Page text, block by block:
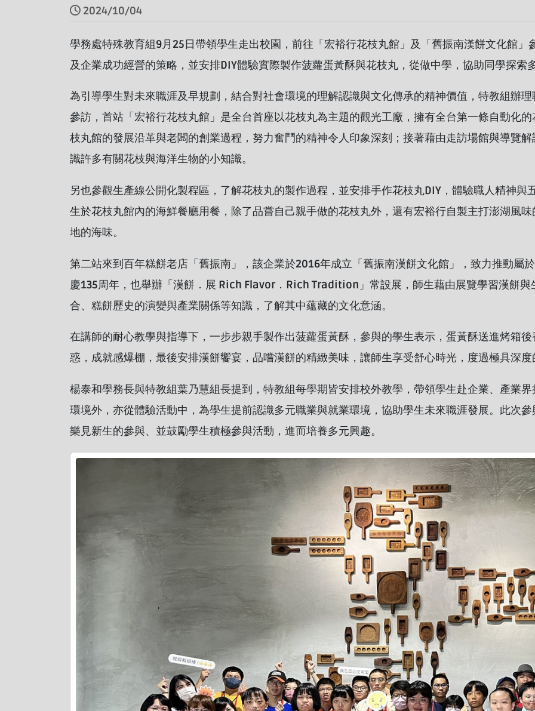
2024/10/04
學務處特殊教育組9月25日帶領學生走出校園，前往「宏裕行花枝丸館」及「舊振南漢餅文化館
及企業成功經營的策略，並安排DIY體驗實際製作菠蘿蛋黃酥與花枝丸，從做中學，協助同學探索
為引導學生對未來職涯及早規劃，結合對社會環境的理解認識與文化傳承的精神價值，特教組辦
參訪，首站「宏裕行花枝丸館」是全台首座以花枝丸為主題的觀光工廠，擁有全台第一條自動化
枝丸館的發展沿革與老闆的創業過程，努力奮鬥的精神令人印象深刻；接著藉由走訪場館與導覽
識許多有關花枝與海洋生物的小知識。
另也參觀生產線公開化製程區，了解花枝丸的製作過程，並安排手作花枝丸DIY，體驗職人精神與
生於花枝丸館內的海鮮餐廳用餐，除了品嘗自己親手做的花枝丸外，還有宏裕行自製主打澎湖風
地的海味。
第二站來到百年糕餅老店「舊振南」，該企業於2016年成立「舊振南漢餅文化館」，致力推動屬
慶135周年，也舉辦「漢餅．展 Rich Flavor．Rich Tradition」常設展，師生藉由展覽學習漢餅
合、糕餅歷史的演變與產業關係等知識，了解其中蘊藏的文化意涵。
在講師的耐心教學與指導下，一步步親手製作出菠蘿蛋黃酥，參與的學生表示，蛋黃酥送進烤箱
惑，成就感爆棚，最後安排漢餅饗宴，品嚐漢餅的精緻美味，讓師生享受舒心時光，度過極具深
楊泰和學務長與特教組葉乃慧組長提到，特教組每學期皆安排校外教學，帶領學生赴企業、產業
環境外，亦從體驗活動中，為學生提前認識多元職業與就業環境，協助學生未來職涯發展。此次
樂見新生的參與、並鼓勵學生積極參與活動，進而培養多元興趣。